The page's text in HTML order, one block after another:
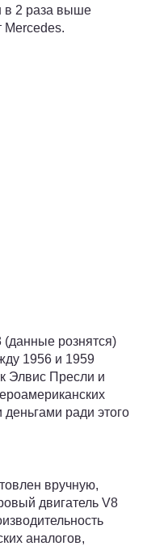
в 2 раза выше
Mercedes.
(данные рознятся)
1956 и 1959
Элвис Пресли и
деньгами ради этого
вручную,
двигатель V8
аналогов,